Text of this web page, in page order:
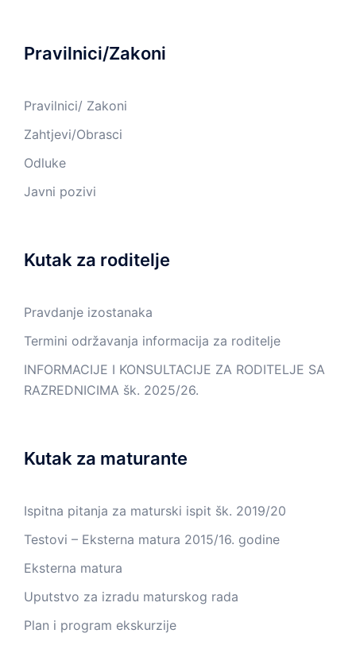
Pravilnici/Zakoni
Pravilnici/ Zakoni
Zahtjevi/Obrasci
Odluke
Javni pozivi
Kutak za roditelje
Pravdanje izostanaka
Termini održavanja informacija za roditelje
INFORMACIJE I KONSULTACIJE ZA RODITELJE SA
RAZREDNICIMA šk. 2025/26.
Kutak za maturante
Ispitna pitanja za maturski ispit šk. 2019/20
Testovi – Eksterna matura 2015/16. godine
Eksterna matura
Uputstvo za izradu maturskog rada
Plan i program ekskurzije